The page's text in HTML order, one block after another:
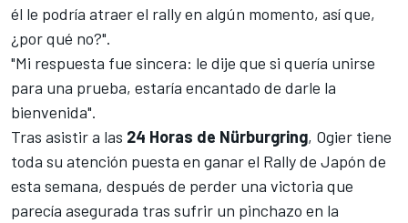
él le podría atraer el rally en algún momento, así que,
¿por qué no?".
"Mi respuesta fue sincera: le dije que si quería unirse
para una prueba, estaría encantado de darle la
bienvenida".
Tras asistir a las 24 Horas de Nürburgring, Ogier tiene
toda su atención puesta en ganar el Rally de Japón de
esta semana, después de perder una victoria que
parecía asegurada tras sufrir un pinchazo en la